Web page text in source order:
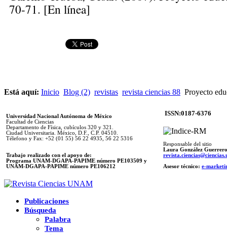
70-71. [En línea]
Está aquí: Inicio Blog (2) revistas revista ciencias 88 Proyecto
Universidad Nacional Autónoma de México
Facultad de Ciencias
Departamento de Física, cubículos 320 y 321.
Ciudad Universitaria. México, D.F., C.P. 04510.
Télefono y Fax: +52 (01 55) 56 22 4935, 56 22 5316
Trabajo realizado con el apoyo de:
Programa UNAM-DGAPA-PAPIME número PE103509 y
UNAM-DGAPA-PAPIME número PE106212
ISSN:0187-6376
Responsable del sitio
Laura González Guerrero
Asesor técnico: e-
Publicaciones
Búsqueda
Palabra
Tema